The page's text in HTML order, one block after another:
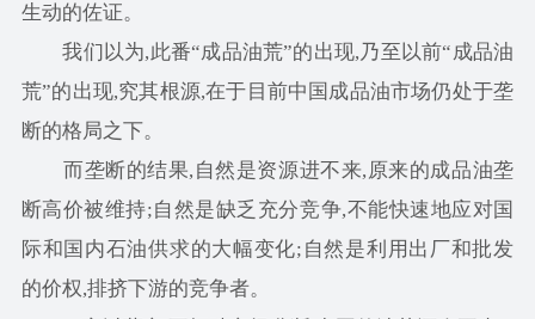
生动的佐证。
我们以为,此番“成品油荒”的出现,乃至以前“成品油
荒”的出现,究其根源,在于目前中国成品油市场仍处于垄
断的格局之下。
而垄断的结果,自然是资源进不来,原来的成品油垄
断高价被维持;自然是缺乏充分竞争,不能快速地应对国
际和国内石油供求的大幅变化;自然是利用出厂和批发
的价权,排挤下游的竞争者。